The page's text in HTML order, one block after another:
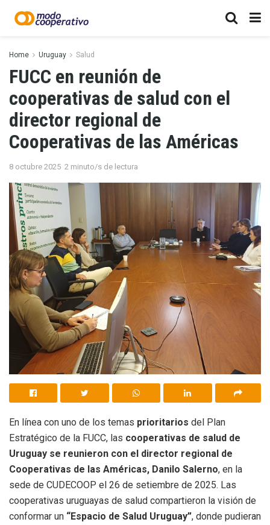
Home Uruguay Salud
FUCC en reunión de
cooperativas de salud con el
director regional de
Cooperativas de las Américas
8 octubre 2025 2 minuto/s de lectura
En línea con uno de los temas prioritarios del Plan
Estratégico de la FUCC, las cooperativas de salud de
Uruguay se reunieron con el director regional de
Cooperativas de las Américas, Danilo Salerno, en la
sede de CUDECOOP el 26 de setiembre de 2025. Las
cooperativas uruguayas de salud compartieron la visión de
conformar un “Espacio de Salud Uruguay”, donde pudieran